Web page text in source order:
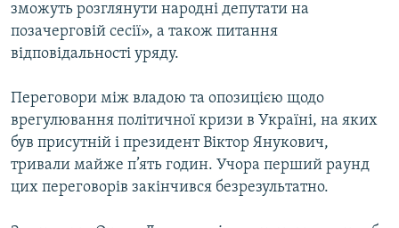
зможуть розглянути народні депутати на
позачерговій сесії», а також питання
відповідальності уряду.
Переговори між владою та опозицією щодо
врегулювання політичної кризи в Україні, на яких
був присутній і президент Віктор Янукович,
тривали майже п’ять годин. Учора перший раунд
цих переговорів закінчився безрезультатно.